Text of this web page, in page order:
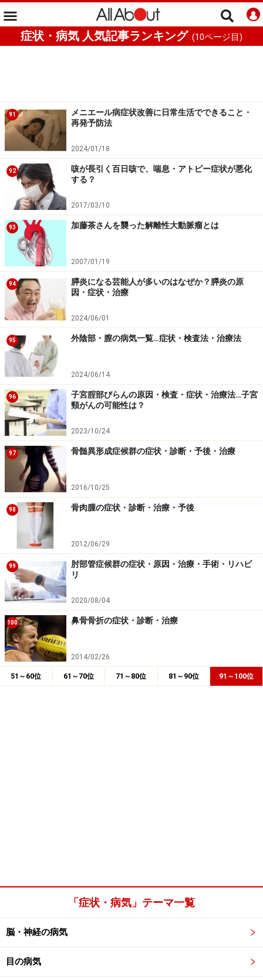
症状・病気 人気記事ランキング (10ページ目)
91
メニエール病症状改善に日常生活でできること・
再発予防法
2024/01/18
92
咳が長引く百日咳で、喘息・アトピー症状が悪化
する？
2017/03/10
93 加藤茶さんを襲った解離性大動脈瘤とは
2007/01/19
94
膵炎になる芸能人が多いのはなぜか？膵炎の原
因・症状・治療
2024/06/01
95 外陰部・膣の病気一覧…症状・検査法・治療法
2024/06/14
96
子宮腟部びらんの原因・検査・症状・治療法…子宮
頸がんの可能性は？
2023/10/24
97 骨髄異形成症候群の症状・診断・予後・治療
2016/10/25
98 骨肉腫の症状・診断・治療・予後
2012/06/29
99
肘部管症候群の症状・原因・治療・手術・リハビ
リ
2020/08/04
100 鼻骨骨折の症状・診断・治療
2014/02/26
51～60位 61～70位 71～80位 81～90位 91～100位
「症状・病気」テーマ一覧
脳・神経の病気
目の病気